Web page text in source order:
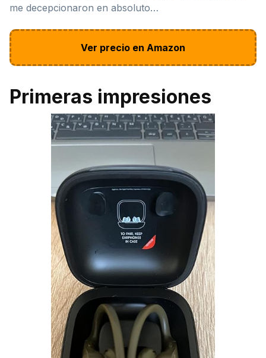
me decepcionaron en absoluto…
Ver precio en Amazon
Primeras impresiones